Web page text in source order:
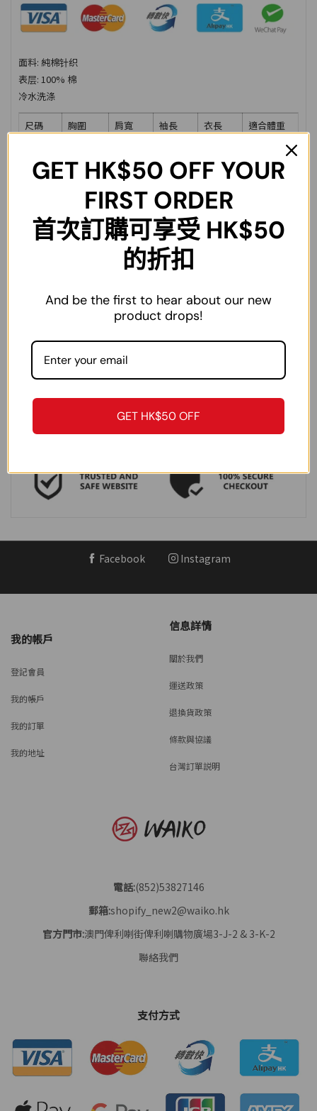
面料: 純棉针织
表层: 100% 棉
冷水洗涤
尺碼 胸圍 肩寬 袖長 衣長
適合體重
108cm 50cm 22cm 72cm
65-70kg
114cm 53cm 24cm 75cm
2XL
120cm 56cm 26cm 77cm
80-90kg
59cm 27cm
62cm 28cm
144cm 65cm 29cm 83cm 110-120kg
Facebook Instagram
我的帳戶
登記會員
我的帳戶
我的訂單
我的地址
信息詳情
關於我們
運送政策
退換貨政策
條款與協議
台灣訂單説明
電話:(852)53827146
郵箱:shopify_new2@waiko.hk
官方門市:澳門俾利喇街俾利喇購物廣場3-J-2 & 3-K-2
聯絡我們
支付方式
GET HK$50 OFF YOUR
FIRST ORDER
首次訂購可享受 HK$50
的折扣
And be the first to hear about our new
product drops!
GET HK$50 OFF